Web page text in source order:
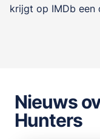
krijgt op IMDb een
Nieuws
Hunters